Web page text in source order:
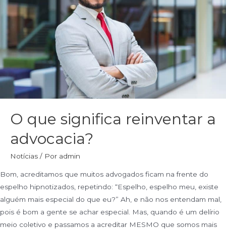
O que significa reinventar a
advocacia?
Notícias / Por admin
Bom, acreditamos que muitos advogados ficam na frente do
espelho hipnotizados, repetindo: “Espelho, espelho meu, existe
alguém mais especial do que eu?” Ah, e não nos entendam mal,
pois é bom a gente se achar especial. Mas, quando é um delírio
meio coletivo e passamos a acreditar MESMO que somos mais